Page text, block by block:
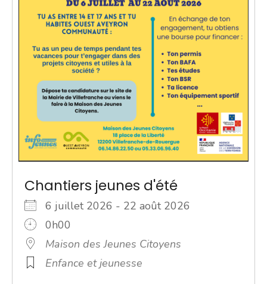
Chantiers jeunes d'été
6 juillet 2026 - 22 août 2026
0h00
Maison des Jeunes Citoyens
Enfance et jeunesse